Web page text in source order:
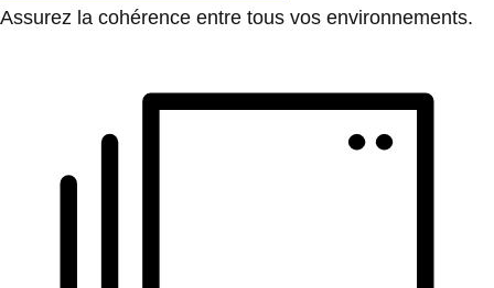
Assurez la cohérence entre tous vos environnements.